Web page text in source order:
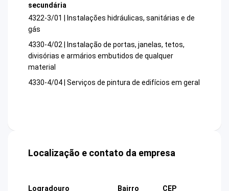
secundária
4322-3/01 | Instalações hidráulicas, sanitárias e de
gás
4330-4/02 | Instalação de portas, janelas, tetos,
divisórias e armários embutidos de qualquer
material
4330-4/04 | Serviços de pintura de edifícios em geral
Localização e contato da empresa
Logradouro
Bairro
CEP